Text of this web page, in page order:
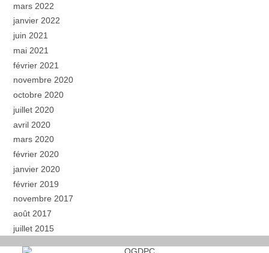
mars 2022
janvier 2022
juin 2021
mai 2021
février 2021
novembre 2020
octobre 2020
juillet 2020
avril 2020
mars 2020
février 2020
janvier 2020
février 2019
novembre 2017
août 2017
juillet 2015